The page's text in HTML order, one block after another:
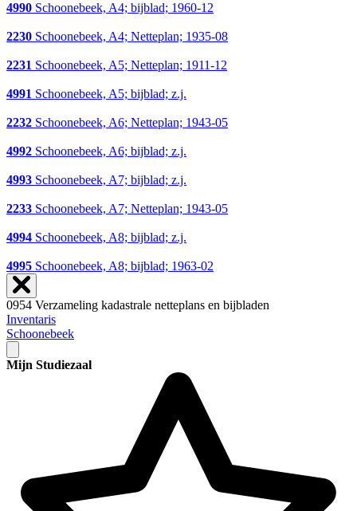
4990 Schoonebeek, A4; bijblad; 1960-12
2230 Schoonebeek, A4; Netteplan; 1935-08
2231 Schoonebeek, A5; Netteplan; 1911-12
4991 Schoonebeek, A5; bijblad; z.j.
2232 Schoonebeek, A6; Netteplan; 1943-05
4992 Schoonebeek, A6; bijblad; z.j.
4993 Schoonebeek, A7; bijblad; z.j.
2233 Schoonebeek, A7; Netteplan; 1943-05
4994 Schoonebeek, A8; bijblad; z.j.
4995 Schoonebeek, A8; bijblad; 1963-02
0954 Verzameling kadastrale netteplans en bijbladen
Inventaris
Schoonebeek
Mijn Studiezaal